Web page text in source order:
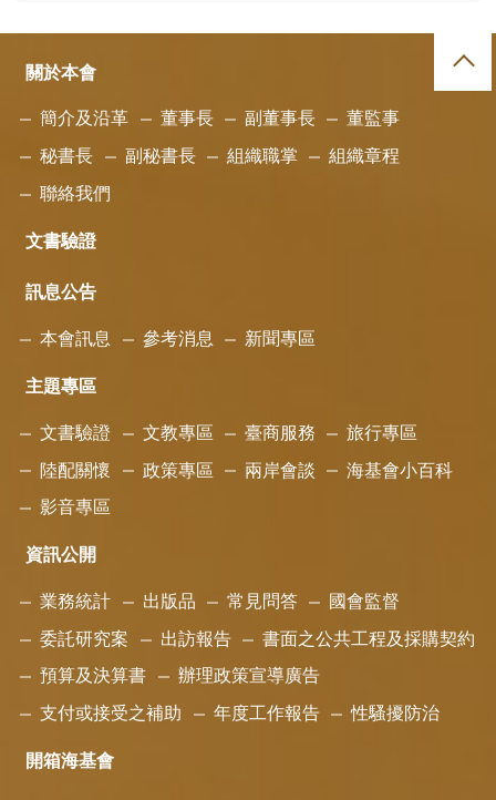
關於本會
簡介及沿革 董事長 副董事長 董監事
秘書長 副秘書長 組織職掌 組織章程
聯絡我們
文書驗證
訊息公告
本會訊息 參考消息 新聞專區
主題專區
文書驗證 文教專區 臺商服務 旅行專區
陸配關懷 政策專區 兩岸會談 海基會小百科
影音專區
資訊公開
業務統計 出版品 常見問答 國會監督
委託研究案 出訪報告 書面之公共工程及採購契約
預算及決算書 辦理政策宣導廣告
支付或接受之補助 年度工作報告 性騷擾防治
開箱海基會